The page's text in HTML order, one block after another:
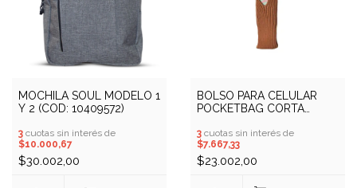
MOCHILA SOUL MODELO 1
Y 2 (COD: 10409572)
3 cuotas sin interés de
$10.000,67
$30.002,00
BOLSO PARA CELULAR
POCKETBAG CORTA
3 cuotas sin interés de
$7.667,33
$23.002,00